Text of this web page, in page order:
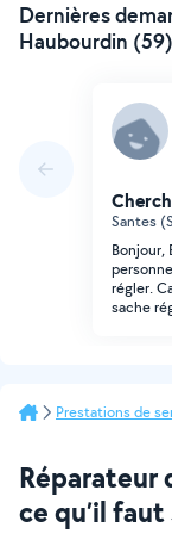
Dernières
Haubourdin
Santes
Bonjour,
régler.
sache
Prestations de
Réparateur
ce qu’il